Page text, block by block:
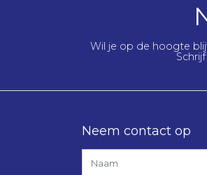
Wil je op de hoogte
Neem contact op